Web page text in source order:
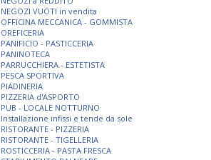
NEGOZI VUOTI in vendita
OFFICINA MECCANICA - GOMMISTA
OREFICERIA
PANIFICIO - PASTICCERIA
PANINOTECA
PARRUCCHIERA - ESTETISTA
PESCA SPORTIVA
PIADINERIA
PIZZERIA d'ASPORTO
PUB - LOCALE NOTTURNO
Installazione infissi e tende da sole
RISTORANTE - PIZZERIA
RISTORANTE - TIGELLERIA
ROSTICCERIA - PASTA FRESCA